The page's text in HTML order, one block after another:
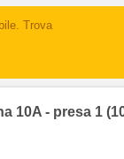
Trova
10A - presa 1